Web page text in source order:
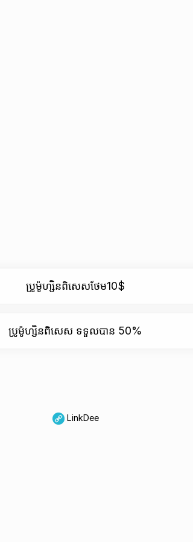
ប្រូម៉ូហ្សិនពិសេសថែម10$
ប្រូម៉ូហ្សិនពិសេស ទទួលបាន 50%
LinkDee